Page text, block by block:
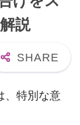
説
、特別な意